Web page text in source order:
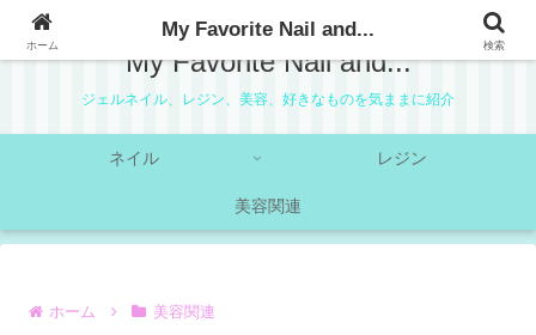
My Favorite Nail and...
ジェルネイル、レジン、美容、好きなものを気ままに紹介
ネイル レジン
美容関連
ホーム 美容関連
ホーム
My Favorite Nail and...
検索